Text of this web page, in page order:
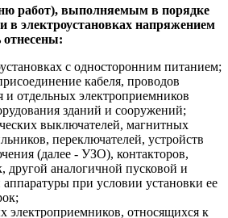
работ), выполняемым в порядке
в электроустановках напряжением
отнесены:
с односторонним питанием;
кабеля, проводов
и отдельных электроприемников
зданий и сооружений;
выключателей, магнитных
переключателей, устройств
(далее - УЗО), контакторов,
другой аналогичной пусковой и
при условии установки ее
электроприемников, относящихся к